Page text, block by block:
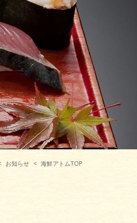
お知らせ 海鮮アトムTOP